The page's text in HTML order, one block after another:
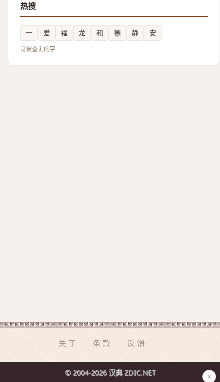
热搜
一 爱 福 龙 和 德 静 安
常被查询的字
关于 条款 反馈
© 2004-2026 汉典 ZDIC.NET ×